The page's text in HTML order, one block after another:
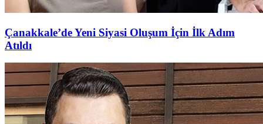
Çanakkale’de Yeni Siyasi Oluşum İçin İlk Adım
Atıldı